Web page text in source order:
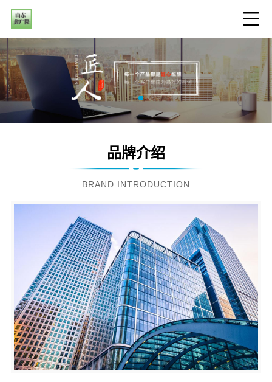
品牌介绍
BRAND INTRODUCTION